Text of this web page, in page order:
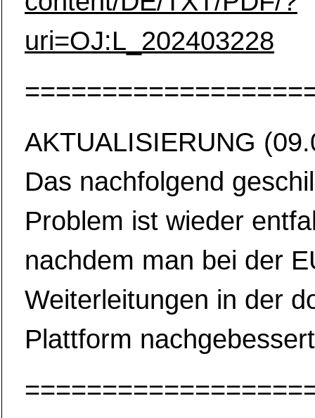
uri=OJ:L_202403228
AKTUALISIERUNG
Das nachfolgend
Problem ist wieder
nachdem man bei der
Weiterleitungen in der
Plattform